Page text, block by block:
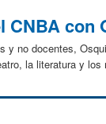
con
y no docentes,
la literatura y